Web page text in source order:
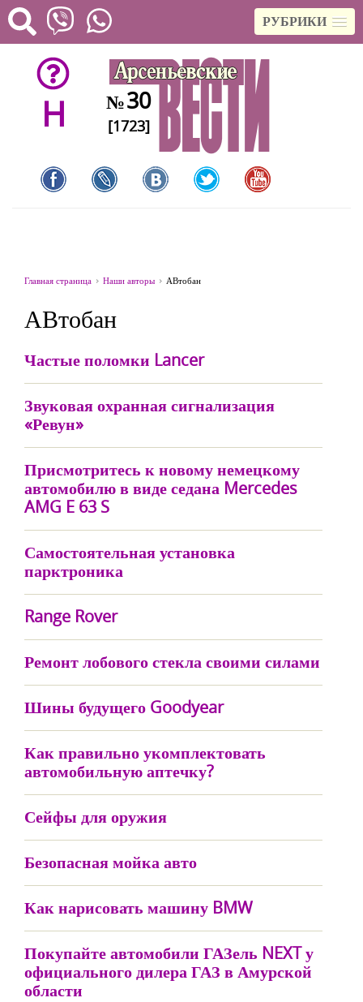
РУБРИКИ
H №30
[1723]
Главная страница Наши авторы АВтобан
АВтобан
Частые поломки Lancer
Звуковая охранная сигнализация
«Ревун»
Присмотритесь к новому немецкому
автомобилю в виде седана Mercedes
AMG E 63 S
Самостоятельная установка
парктроника
Range Rover
Ремонт лобового стекла своими силами
Шины будущего Goodyear
Как правильно укомплектовать
автомобильную аптечку?
Сейфы для оружия
Безопасная мойка авто
Как нарисовать машину BMW
Покупайте автомобили ГАЗель NEXT у
официального дилера ГАЗ в Амурской
области